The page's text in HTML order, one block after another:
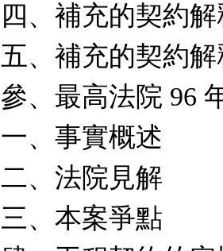
四、補充的契約解
五、補充的契約
參、最高法院 96
一、事實概述
二、法院見解
三、本案爭點